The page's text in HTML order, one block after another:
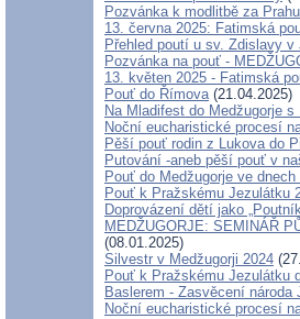
Pozvánka k modlitbě za
13. června 2025: Fatimská
Přehled poutí u sv. Zdislavy
Pozvánka na pouť -
13. květen 2025 - Fatimská
Pouť do Římova(21.04.2025)
Na Mladifest do Medžugorje s
Noční eucharistické procesí
Pěší pouť rodin z Lukova do
Putování -aneb pěší pouť v
Pouť do Medžugorje ve
Pouť k Pražskému Jezulátku
Doprovázení dětí jako
MEDŽUGORJE: SEMINÁŘ
(08.01.2025)
Silvestr v Medžugorji 2024
Pouť k Pražskému Jezulátku
Baslerem - Zasvěcení národa
Noční eucharistické procesí